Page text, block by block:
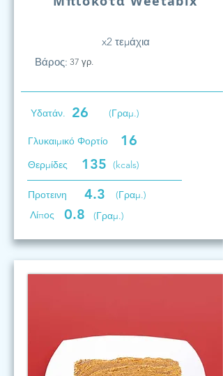
x2 τεμάχια
Βάρος: 37 γρ.
Υδατάν. 26 (Γραμ.)
Γλυκαιμικό Φορτίο 16
Θερμίδες 135 (kcals)
Προτεινη 4.3
(Γραμ.)
Λίπος
0.8 (Γραμ.)